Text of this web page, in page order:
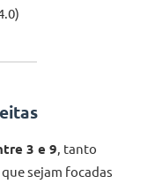
3 e 9, tanto
sejam focadas